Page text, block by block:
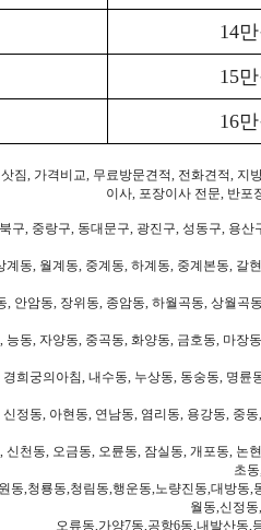
14
15
16
짐, 가격비교, 무료방문견적, 전화견적,
이사, 포장이사 전문, 반포
구, 중랑구, 동대문구, 광진구, 성동구, 용
계동, 월계동, 중계동, 하계동, 중계본동,
, 안암동, 장위동, 종암동, 하월곡동, 상월
동, 자양동, 중곡동, 화양동, 금호동, 마
희궁의아침, 내수동, 누상동, 동숭동, 명
정동, 아현동, 연남동, 염리동, 용강동, 중
천동, 오금동, 오륜동, 잠실동, 개포동,
초
동,청룡동,청림동,행운동,노량진동,대방
월동,신정
오류동,가양7동,공항6동,내발산동,